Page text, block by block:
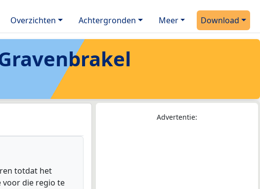
Overzichten Achtergronden Meer Download
totdat het
voor die regio te
Advertentie: